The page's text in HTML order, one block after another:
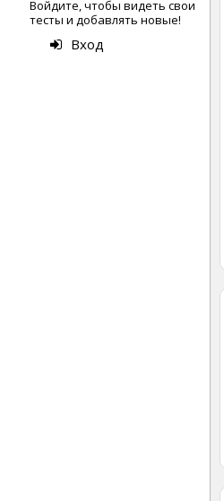
Войдите, чтобы видеть свои
тесты и добавлять новые!
Вход